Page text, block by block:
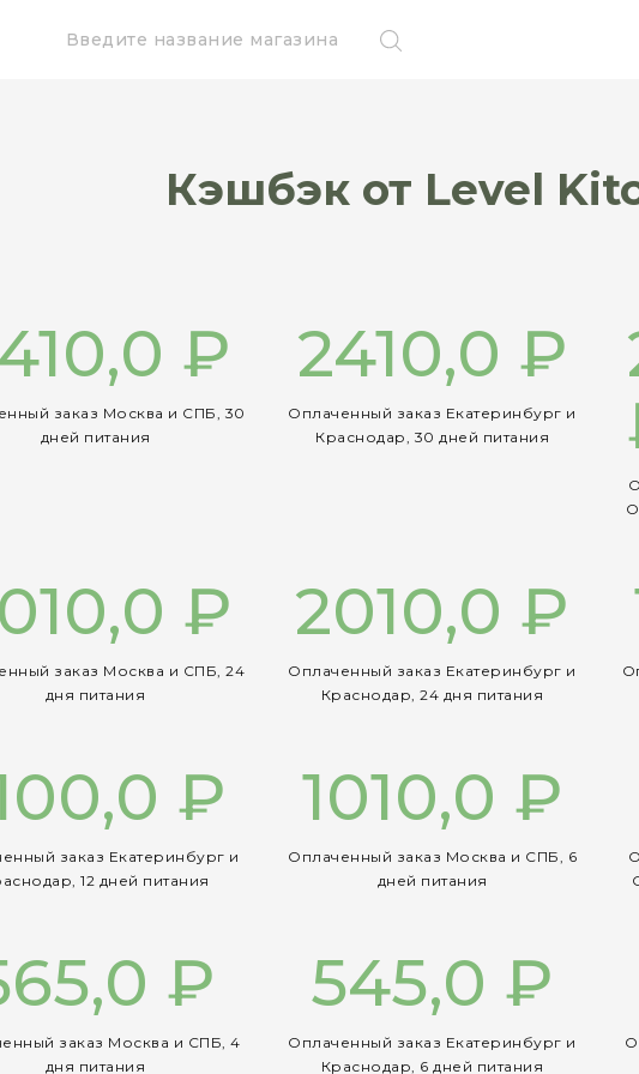
Кэшбэк от Level
₽
заказ Москва и СПБ, 30
дней питания
2410,0 ₽
Оплаченный заказ Екатеринбург и
Краснодар, 30 дней питания
₽
заказ Москва и СПБ, 24
дня питания
2010,0 ₽
Оплаченный заказ Екатеринбург и
Краснодар, 24 дня питания
₽
заказ Екатеринбург и
12 дней питания
1010,0 ₽
Оплаченный заказ Москва и СПБ, 6
дней питания
₽
заказ Москва и СПБ, 4
дня питания
545,0 ₽
Оплаченный заказ Екатеринбург и
Краснодар, 6 дней питания